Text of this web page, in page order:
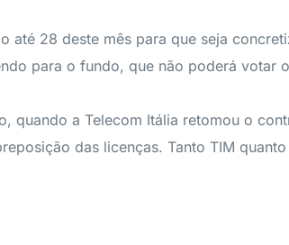
28 deste mês para que seja
para o fundo, que não poderá votar
quando a Telecom Itália retomou o
das licenças. Tanto TIM